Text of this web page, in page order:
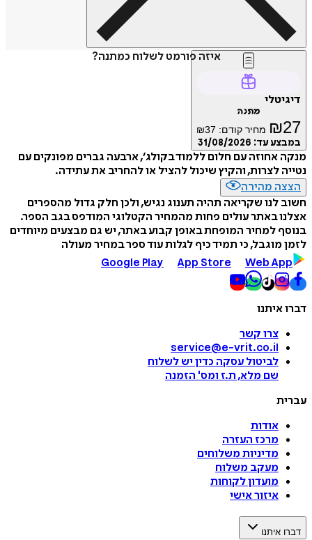
איזה פורמט לשלוח כמתנה?
דיגיטלי
מתנה
₪27 מחיר קודם: ₪37
במבצע עד: 31/08/2026
מנקה אחוזה עם חלום ללמוד בקולג׳, ארבעה גברים מפונקים עם
נטייה לצרות, והקיץ שיכול להציל או להחריב את עתידה.
הצצה מהירה
חשוב לנו שקריאה תהיה תענוג נגיש, ולכן חלק גדול מהספרים
אצלנו באתר עולים פחות מהמחיר הקטלוגי המודפס בגב הספר.
בנוסף למחיר המופחת באופן קבוע באתר, יש גם מבצעים מיוחדים
לזמן מוגבל, כי תמיד כיף לגלות עוד ספר במחיר מעולה
Google Play
App Store Web App
דברו איתנו
צרו קשר
service@e-vrit.co.il
לביטול עסקה כדין יש לשלוח
שם מלא, ת.ז ומס' הזמנה
עברית
אודות
מרכז העזרה
מדיניות משלוחים
מעקב משלוח
מועדון לקוחות
איזור אישי
דברו איתנו